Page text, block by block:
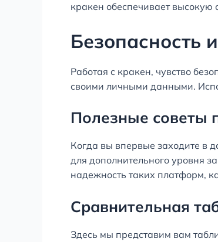
кракен обеспечивает высокую
Безопасность
Работая с кракен, чувство
своими личными данными.
Полезные советы
Когда вы впервые заходите в
для дополнительного уровня
надежность таких платформ,
Сравнительная
Здесь мы представим вам